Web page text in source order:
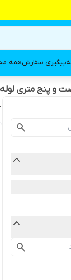
پیگیری سفارشهمه
پنج متری لوله